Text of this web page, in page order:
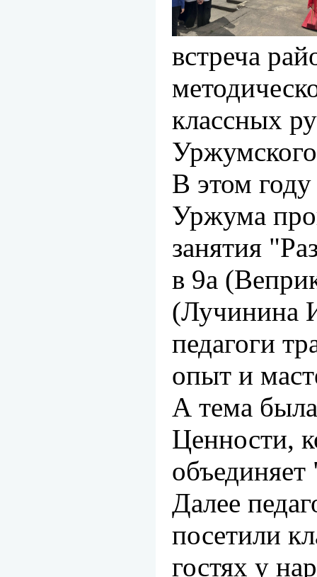
встреча
классных
В этом
Уржума
занятия
в 9а
(Лучинина
педагоги
опыт и
А тема
Ценности,
Далее
посетили
гостях у